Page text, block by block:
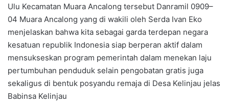
Ulu Kecamatan Muara Ancalong tersebut Danramil 0909–
04 Muara Ancalong yang di wakili oleh Serda Ivan Eko
menjelaskan bahwa kita sebagai garda terdepan negara
kesatuan republik Indonesia siap berperan aktif dalam
mensukseskan program pemerintah dalam menekan laju
pertumbuhan penduduk selain pengobatan gratis juga
sekaligus di bentuk posyandu remaja di Desa Kelinjau jelas
Babinsa Kelinjau